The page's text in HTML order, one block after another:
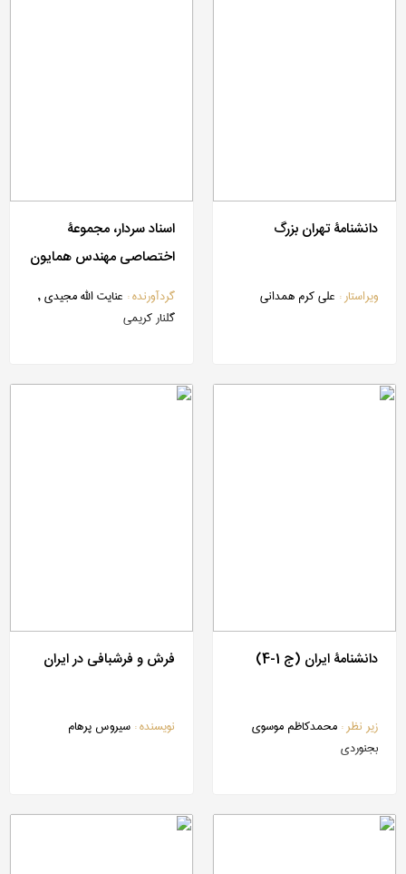
دانشنامۀ تهران بزرگ
ویراستار : علی کرم همدانی
اسناد سردار، مجموعۀ
اختصاصی مهندس همایون
پورسردار
گردآورنده : عنایت الله مجیدی ,
گلنار کریمی
دانشنامۀ ایران (ج 1-4)
زیر نظر : محمدکاظم موسوی
بجنوردی
فرش و فرش‎بافی در ایران
نویسنده : سیروس پرهام